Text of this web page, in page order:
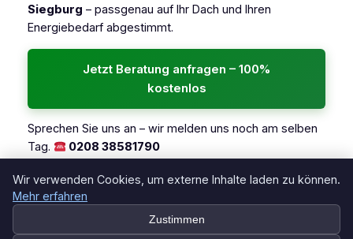
Siegburg – passgenau auf Ihr Dach und Ihren
Energiebedarf abgestimmt.
Jetzt Beratung anfragen – 100%
kostenlos
Sprechen Sie uns an – wir melden uns noch am selben
Tag.
0208 38581790
→Alle Regionen in NRW ansehen
Wir verwenden Cookies, um externe Inhalte laden zu können.
Mehr erfahren
Zustimmen